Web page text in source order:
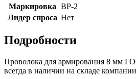
Маркировка ВР-2
Лидер спроса Нет
Подробности
Проволока для армирования 8 мм
всегда в наличии на складе